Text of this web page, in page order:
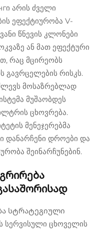
არის ძველი
ეფექტიურობა V-
წნევის კლონები
ან მათ ეფექტური
რაც მცირეობს
გავრცელების რისკს.
მოსაზრებლად
მუშაობდეს
ცხოვრება.
მენეჯერებმა
დანარჩენი დროები და
შეინარჩუნებინ.
სტრატეგიული
სერვისული ცხოველის